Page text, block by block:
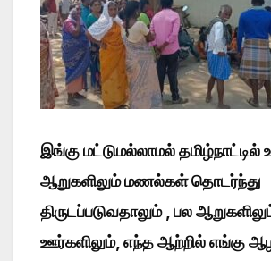
இங்கு மட்டுமல்லாமல் தமிழ்நாட்டில்
ஆறுகளிலும் மணல்கள் தொடர்ந்து
திருடப்படுவதாலும் , பல
ஊர்களிலும், எந்த ஆற்றில் எங்கு